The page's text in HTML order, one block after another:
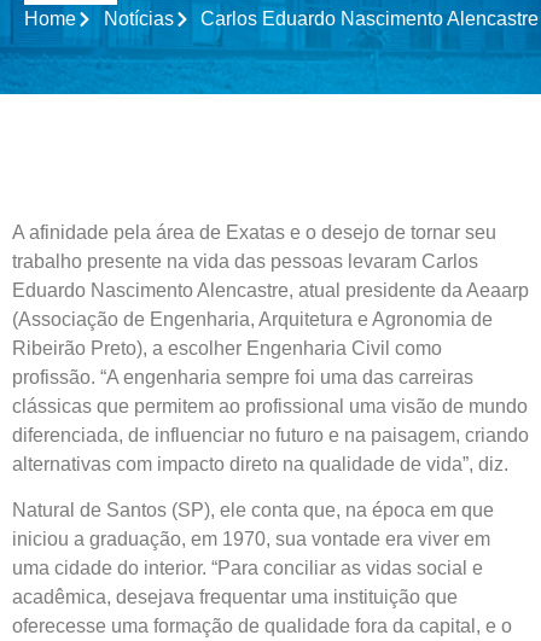
Home Notícias Carlos Eduardo Nascimento Alencastre
A afinidade pela área de Exatas e o desejo de tornar seu
trabalho presente na vida das pessoas levaram Carlos
Eduardo Nascimento Alencastre, atual presidente da Aeaarp
(Associação de Engenharia, Arquitetura e Agronomia de
Ribeirão Preto), a escolher Engenharia Civil como
profissão. “A engenharia sempre foi uma das carreiras
clássicas que permitem ao profissional uma visão de mundo
diferenciada, de influenciar no futuro e na paisagem, criando
alternativas com impacto direto na qualidade de vida”, diz.
Natural de Santos (SP), ele conta que, na época em que
iniciou a graduação, em 1970, sua vontade era viver em
uma cidade do interior. “Para conciliar as vidas social e
acadêmica, desejava frequentar uma instituição que
oferecesse uma formação de qualidade fora da capital, e o